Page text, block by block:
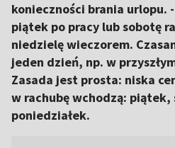
konieczności brania urlopu.
piątek po pracy lub sobotę
niedzielę wieczorem.
jeden dzień, np. w
Zasada jest prosta: niska
w rachubę wchodzą:
poniedziałek.